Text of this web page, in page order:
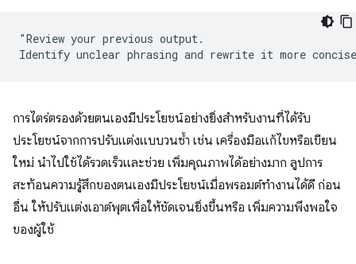
"Review your previous output.
การไตร่ตรองด้วยตนเองมีประโยชน์อย่างยิ่งสำหรับงานที่ได้รับ
ประโยชน์จากการปรับแต่งแบบวนซ้ำ เช่น เครื่องมือแก้ไขหรือเขียน
ใหม่ นำไปใช้ได้รวดเร็วและช่วย เพิ่มคุณภาพได้อย่างมาก ลูปการ
สะท้อนความรู้สึกของตนเองมีประโยชน์เมื่อพรอมต์ทำงานได้ดี ก่อน
อื่น ให้ปรับแต่งเอาต์พุตเพื่อให้ชัดเจนยิ่งขึ้นหรือ เพิ่มความพึงพอใจ
ของผู้ใช้